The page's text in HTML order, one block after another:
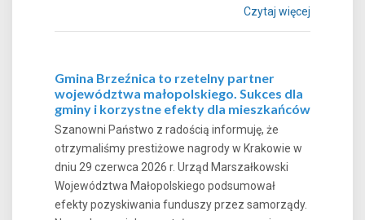
Czytaj więcej
Gmina Brzeźnica to rzetelny partner
województwa małopolskiego. Sukces dla
gminy i korzystne efekty dla mieszkańców
Szanowni Państwo z radością informuję, że
otrzymaliśmy prestiżowe nagrody w Krakowie w
dniu 29 czerwca 2026 r. Urząd Marszałkowski
Województwa Małopolskiego podsumował
efekty pozyskiwania funduszy przez samorządy.